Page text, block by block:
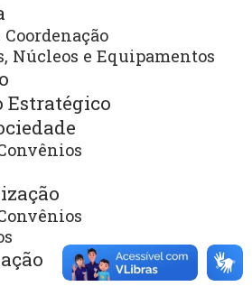
Núcleos e Equipamentos
Estratégico
Superiores